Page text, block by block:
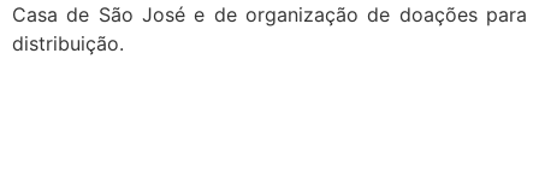
Casa de São José e de organização de doações para
distribuição.